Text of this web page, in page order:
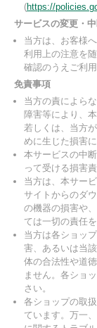
(https://
サービスの変更・
当方は、お客様
利用上の注意を
確認のうえご利用
免責事項
当方の責によら
障害等により、
若しくは、当方
めに生じた損害
本サービスの中
って受ける損害
当方は、本サー
サイトからのダ
の機器の損害や
ては一切の責任
当方は各ショッ
害、あるいは当
体の合法性や道
ません。各ショ
さい。
各ショップの取
ています。万一